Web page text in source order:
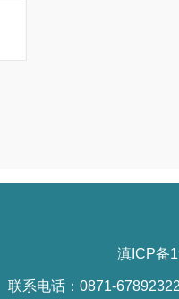
滇ICP备
联系电话：0871-